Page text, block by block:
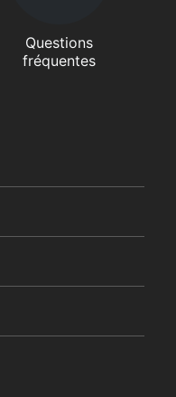
Questions
fréquentes